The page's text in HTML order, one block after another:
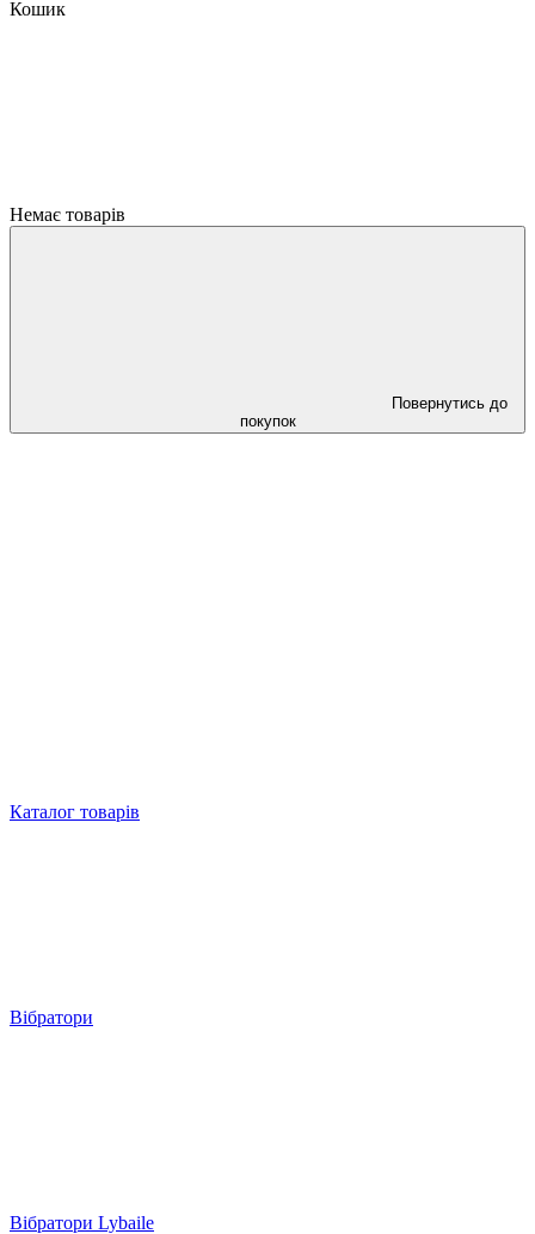
Кошик
Немає товарів
Повернутись до
покупок
Каталог товарів
Вібратори
Вібратори Lybaile